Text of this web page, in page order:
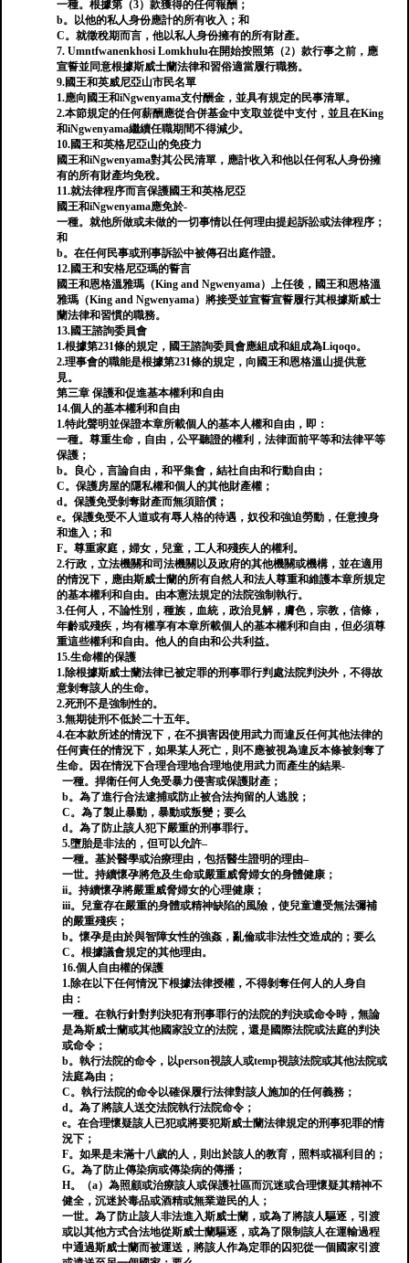
一種。根據第（3）款獲得的任何報酬；
b。以他的私人身份應計的所有收入；和
C。就徵稅期而言，他以私人身份擁有的所有財產。
7. Umntfwanenkhosi Lomkhulu在開始按照第（2）款行事之前，應
宣誓並同意根據斯威士蘭法律和習俗適當履行職務。
9.國王和英威尼亞山市民名單
1.應向國王和iNgwenyama支付酬金，並具有規定的民事清單。
2.本節規定的任何薪酬應從合併基金中支取並從中支付，並且在King
和iNgwenyama繼續任職期間不得減少。
10.國王和英格尼亞山的免疫力
國王和iNgwenyama對其公民清單，應計收入和他以任何私人身份擁
有的所有財產均免稅。
11.就法律程序而言保護國王和英格尼亞
國王和iNgwenyama應免於-
一種。就他所做或未做的一切事情以任何理由提起訴訟或法律程序；
和
b。在任何民事或刑事訴訟中被傳召出庭作證。
12.國王和安格尼亞瑪的誓言
國王和恩格溫雅瑪（King and Ngwenyama）上任後，國王和恩格溫
雅瑪（King and Ngwenyama）將接受並宣誓宣誓履行其根據斯威士
蘭法律和習慣的職務。
13.國王諮詢委員會
1.根據第231條的規定，國王諮詢委員會應組成和組成為Liqoqo。
2.理事會的職能是根據第231條的規定，向國王和恩格溫山提供意
見。
第三章 保護和促進基本權利和自由
14.個人的基本權利和自由
1.特此聲明並保證本章所載個人的基本人權和自由，即：
一種。尊重生命，自由，公平聽證的權利，法律面前平等和法律平等
保護；
b。良心，言論自由，和平集會，結社自由和行動自由；
C。保護房屋的隱私權和個人的其他財產權；
d。保護免受剝奪財產而無須賠償；
e。保護免受不人道或有辱人格的待遇，奴役和強迫勞動，任意搜身
和進入；和
F。尊重家庭，婦女，兒童，工人和殘疾人的權利。
2.行政，立法機關和司法機關以及政府的其他機關或機構，並在適用
的情況下，應由斯威士蘭的所有自然人和法人尊重和維護本章所規定
的基本權利和自由。由本憲法規定的法院強制執行。
3.任何人，不論性別，種族，血統，政治見解，膚色，宗教，信條，
年齡或殘疾，均有權享有本章所載個人的基本權利和自由，但必須尊
重這些權利和自由。他人的自由和公共利益。
15.生命權的保護
1.除根據斯威士蘭法律已被定罪的刑事罪行判處法院判決外，不得故
意剝奪該人的生命。
2.死刑不是強制性的。
3.無期徒刑不低於二十五年。
4.在本款所述的情況下，在不損害因使用武力而違反任何其他法律的
任何責任的情況下，如果某人死亡，則不應被視為違反本條被剝奪了
生命。因在情況下合理合理地合理地使用武力而產生的結果-
一種。捍衛任何人免受暴力侵害或保護財產；
b。為了進行合法逮捕或防止被合法拘留的人逃脫；
C。為了製止暴動，暴動或叛變；要么
d。為了防止該人犯下嚴重的刑事罪行。
5.墮胎是非法的，但可以允許–
一種。基於醫學或治療理由，包括醫生證明的理由–
一世。持續懷孕將危及生命或嚴重威脅婦女的身體健康；
ii。持續懷孕將嚴重威脅婦女的心理健康；
iii。兒童存在嚴重的身體或精神缺陷的風險，使兒童遭受無法彌補
的嚴重殘疾；
b。懷孕是由於與智障女性的強姦，亂倫或非法性交造成的；要么
C。根據議會規定的其他理由。
16.個人自由權的保護
1.除在以下任何情況下根據法律授權，不得剝奪任何人的人身自
由：
一種。在執行針對判決犯有刑事罪行的法院的判決或命令時，無論
是為斯威士蘭或其他國家設立的法院，還是國際法院或法庭的判決
或命令；
b。執行法院的命令，以person視該人或temp視該法院或其他法院或
法庭為由；
C。執行法院的命令以確保履行法律對該人施加的任何義務；
d。為了將該人送交法院執行法院命令；
e。在合理懷疑該人已犯或將要犯斯威士蘭法律規定的刑事犯罪的情
況下；
F。如果是未滿十八歲的人，則出於該人的教育，照料或福利目的；
G。為了防止傳染病或傳染病的傳播；
H。（a）為照顧或治療該人或保護社區而沉迷或合理懷疑其精神不
健全，沉迷於毒品或酒精或無業遊民的人；
一世。為了防止該人非法進入斯威士蘭，或為了將該人驅逐，引渡
或以其他方式合法地從斯威士蘭驅逐，或為了限制該人在運輸過程
中通過斯威士蘭而被運送，將該人作為定罪的囚犯從一個國家引渡